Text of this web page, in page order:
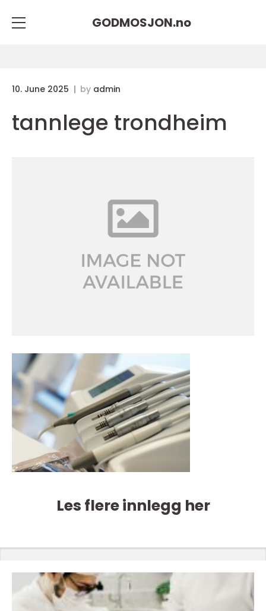
GODMOSJON.no
10. June 2025 by admin
tannlege trondheim
Les flere innlegg her